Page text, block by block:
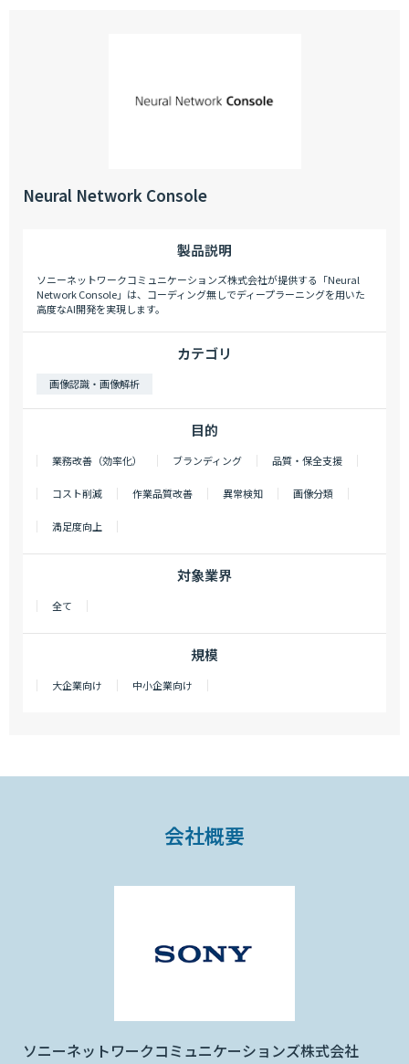
Neural Network Console
製品説明
ソニーネットワークコミュニケーションズ株式会社が提供する「Neural
Network Console」は、コーディング無しでディープラーニングを用いた
高度なAI開発を実現します。
カテゴリ
画像認識・画像解析
目的
業務改善（効率化） ブランディング 品質・保全支援
コスト削減 作業品質改善 異常検知 画像分類
満足度向上
対象業界
全て
規模
大企業向け 中小企業向け
会社概要
ソニーネットワークコミュニケーションズ株式会社